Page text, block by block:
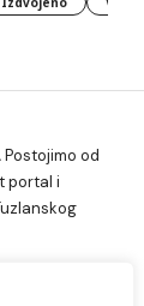
Postojimo od
portal i